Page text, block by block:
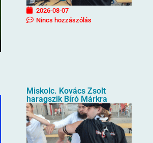
2026-08-07
Nincs hozzászólás
Miskolc. Kovács Zsolt
haragszik Bíró Márkra